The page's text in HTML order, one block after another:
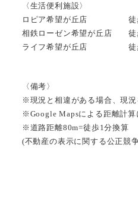
〈生活便利施設〉
ロピア希望が丘店 徒歩
相鉄ローゼン希望が丘店 徒
ライフ希望が丘店 徒歩
〈備考〉
※現況と相違がある場合、現況
※Google Mapsによる距離計算
※道路距離80m=徒歩1分換算
(不動産の表示に関する公正競